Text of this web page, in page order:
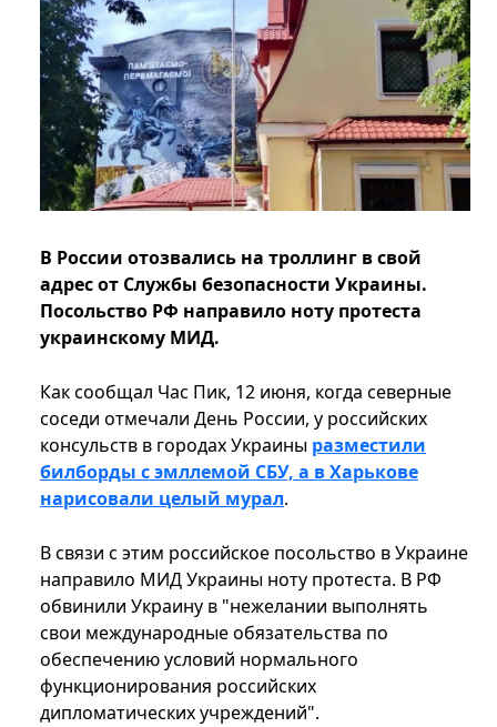
В России отозвались на троллинг в свой
адрес от Службы безопасности Украины.
Посольство РФ направило ноту протеста
украинскому МИД.
Как сообщал Час Пик, 12 июня, когда северные
соседи отмечали День России, у российских
консульств в городах Украины разместили
билборды с эмллемой СБУ, а в Харькове
нарисовали целый мурал.
В связи с этим российское посольство в Украине
направило МИД Украины ноту протеста. В РФ
обвинили Украину в "нежелании выполнять
свои международные обязательства по
обеспечению условий нормального
функционирования российских
дипломатических учреждений".